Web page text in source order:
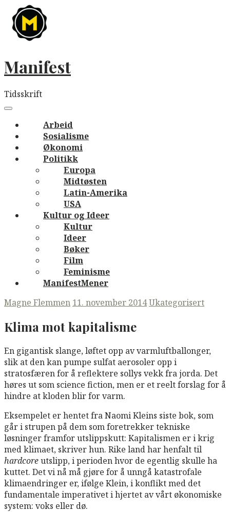
Skip
content
Manifest
Tidsskrift
navigation
Menu
Arbeid
Sosialisme
Økonomi
Politikk
Europa
Midtøsten
Latin-Amerika
USA
Kultur og Ideer
Kultur
Ideer
Bøker
Film
Feminisme
ManifestMener
Magne Flemmen 11. november 2014Ukategorisert
Klima mot kapitalisme
En gigantisk slange, løftet opp av varmluftballonger,
slik at den kan pumpe sulfat aerosoler opp i
stratosfæren for å reflektere sollys vekk fra jorda. Det
høres ut som science fiction, men er et reelt forslag for å
hindre at kloden blir for varm.
Eksempelet er hentet fra Naomi Kleins siste bok, som
går i strupen på dem som foretrekker tekniske
løsninger framfor utslippskutt: Kapitalismen er i krig
med klimaet, skriver hun. Rike land har henfalt til
hardcoreutslipp, i perioden hvor de egentlig skulle ha
kuttet. Det vi nå må gjøre for å unngå katastrofale
klimaendringer er, ifølge Klein, i konflikt med det
fundamentale imperativet i hjertet av vårt økonomiske
system: voks eller dø.